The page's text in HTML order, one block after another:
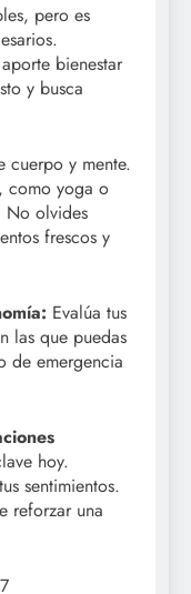
pero es
bienestar
y busca
cuerpo y mente.
como yoga o
No olvides
frescos y
Evalúa tus
las que puedas
de emergencia
hoy.
sentimientos.
reforzar una